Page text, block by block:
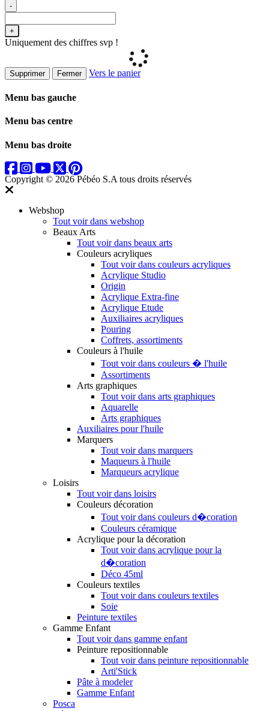
-
+
Uniquement des chiffres svp !
Supprimer Fermer Vers le panier
Menu bas gauche
Menu bas centre
Menu bas droite
Copyright © 2026 Pébéo S.A tous droits réservés
Webshop
Tout voir dans webshop
Beaux Arts
Tout voir dans beaux arts
Couleurs acryliques
Tout voir dans couleurs acryliques
Acrylique Studio
Origin
Acrylique Extra-fine
Acrylique Etude
Auxiliaires acryliques
Pouring
Coffrets, assortiments
Couleurs à l'huile
Tout voir dans couleurs � l'huile
Assortiments
Arts graphiques
Tout voir dans arts graphiques
Aquarelle
Arts graphiques
Auxiliaires pour l'huile
Marquers
Tout voir dans marquers
Maqueurs à l'huile
Marqueurs acrylique
Loisirs
Tout voir dans loisirs
Couleurs décoration
Tout voir dans couleurs d�coration
Couleurs céramique
Acrylique pour la décoration
Tout voir dans acrylique pour la
d�coration
Déco 45ml
Couleurs textiles
Tout voir dans couleurs textiles
Soie
Peinture textiles
Gamme Enfant
Tout voir dans gamme enfant
Peinture repositionnable
Tout voir dans peinture repositionnable
Arti'Stick
Pâte à modeler
Gamme Enfant
Posca